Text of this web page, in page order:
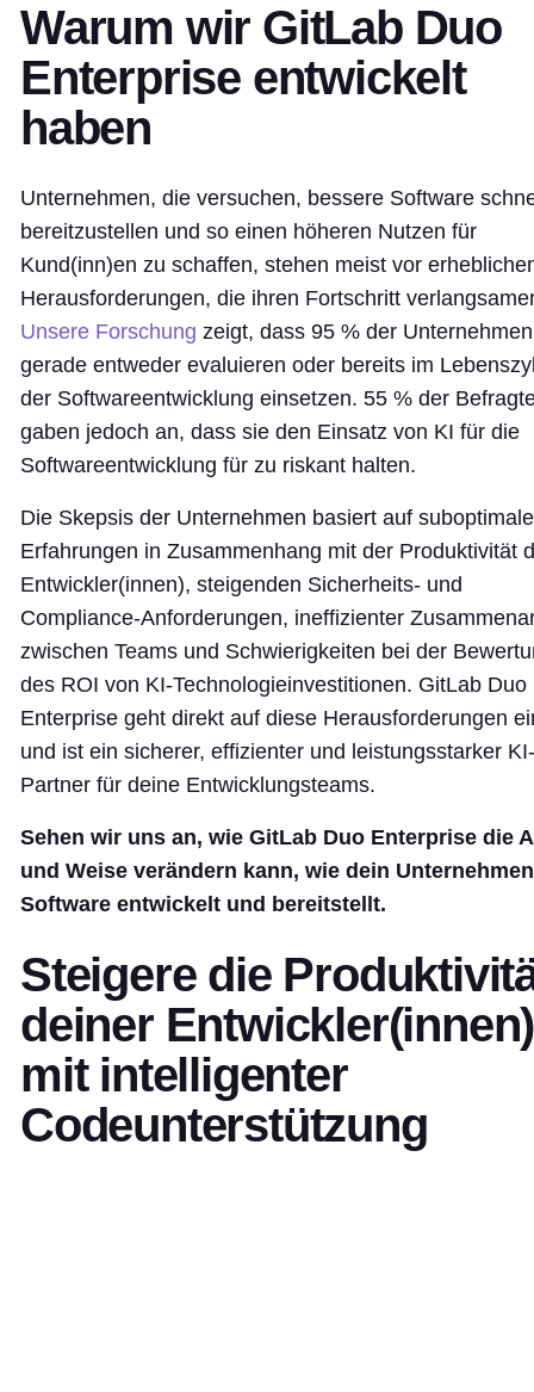
Warum wir GitLab Duo
Enterprise entwickelt
haben
Unternehmen, die versuchen, bessere Software
bereitzustellen und so einen höheren Nutzen für
Kund(inn)en zu schaffen, stehen meist vor
Herausforderungen, die ihren Fortschritt
Unsere Forschung zeigt, dass 95 % der
gerade entweder evaluieren oder bereits im
der Softwareentwicklung einsetzen. 55 % der
gaben jedoch an, dass sie den Einsatz von KI für die
Softwareentwicklung für zu riskant halten.
Die Skepsis der Unternehmen basiert auf
Erfahrungen in Zusammenhang mit der Produktivität
Entwickler(innen), steigenden Sicherheits- und
Compliance-Anforderungen, ineffizienter
zwischen Teams und Schwierigkeiten bei der
des ROI von KI-Technologieinvestitionen. GitLab Duo
Enterprise geht direkt auf diese Herausforderungen
und ist ein sicherer, effizienter und leistungsstarker KI-
Partner für deine Entwicklungsteams.
Sehen wir uns an, wie GitLab Duo Enterprise die
und Weise verändern kann, wie dein Unternehmen
Software entwickelt und bereitstellt.
Steigere die
deiner Entwickler(innen)
mit intelligenter
Codeunterstützung